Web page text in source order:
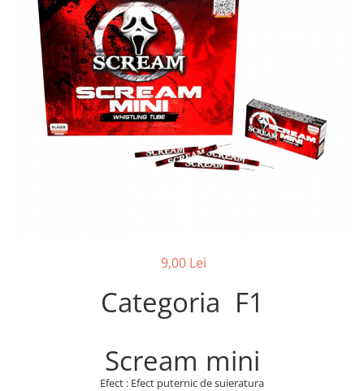
9,00 Lei
Categoria F1
Scream mini
Efect : Efect puternic de suieratura